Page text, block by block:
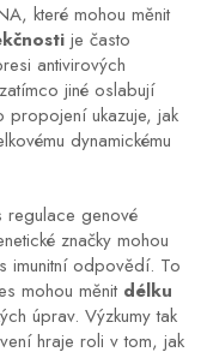
které mohou měnit
je často
antivirových
jiné oslabují
propojení ukazuje, jak
dynamickému
regulace genové
značky mohou
imunitní odpovědí. To
mohou měnit délku
úprav. Výzkumy tak
hraje roli v tom, jak